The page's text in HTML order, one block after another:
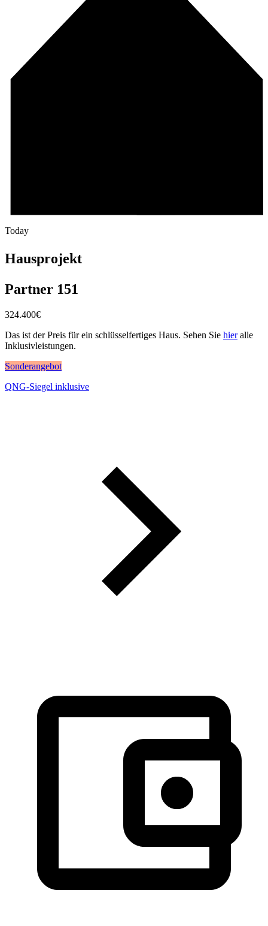
Today
Hausprojekt
Partner 151
324.400€
Das ist der Preis für ein schlüsselfertiges Haus. Sehen Sie hieralle
Inklusivleistungen.
Sonderangebot
QNG-Siegel inklusive